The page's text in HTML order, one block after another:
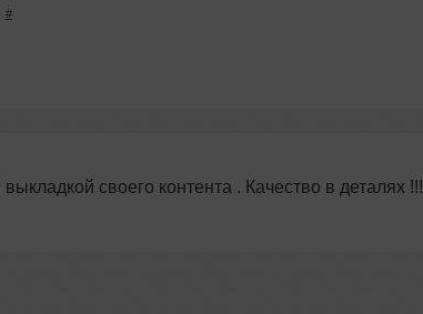
#
своего контента . Качество в деталях !!!